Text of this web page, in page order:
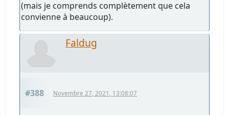
(mais je comprends complètement que cela
convienne à beaucoup).
Faldug
#388 Novembre 27, 2021, 13:08:07